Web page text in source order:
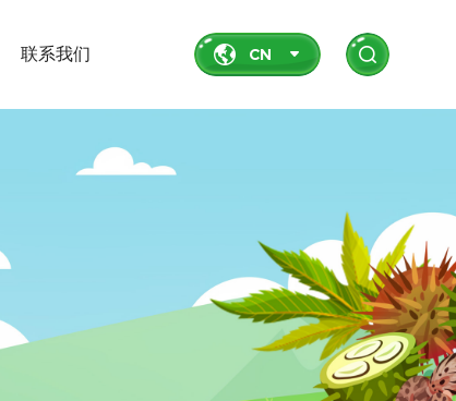
联系我们 CN